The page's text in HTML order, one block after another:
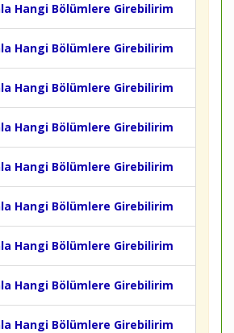
Hangi Bölümlere Girebilirim
Hangi Bölümlere Girebilirim
Hangi Bölümlere Girebilirim
Hangi Bölümlere Girebilirim
Hangi Bölümlere Girebilirim
Hangi Bölümlere Girebilirim
Hangi Bölümlere Girebilirim
Hangi Bölümlere Girebilirim
Hangi Bölümlere Girebilirim